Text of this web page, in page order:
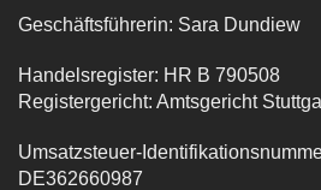
Geschäftsführerin: Sara Dundiew
Handelsregister: HR B 790508
Registergericht: Amtsgericht
Umsatzsteuer-
DE362660987